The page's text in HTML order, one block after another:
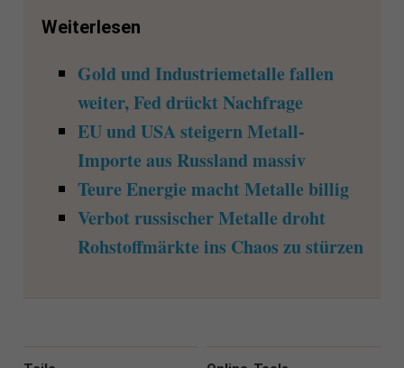
Weiterlesen
Gold und Industriemetalle fallen
weiter, Fed drückt Nachfrage
EU und USA steigern Metall-
Importe aus Russland massiv
Teure Energie macht Metalle billig
Verbot russischer Metalle droht
Rohstoffmärkte ins Chaos zu stürzen